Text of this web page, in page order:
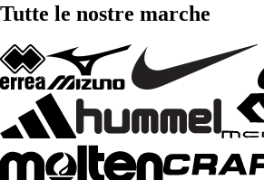
Tutte le nostre marche